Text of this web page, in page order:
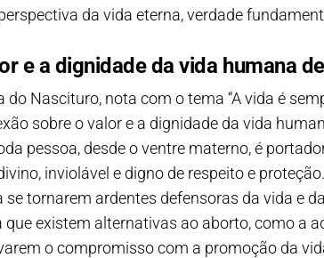
da vida eterna, verdade
e a dignidade da vida humana
Nascituro, nota com o tema “A vida é
sobre o valor e a dignidade da vida
pessoa, desde o ventre materno, é
inviolável e digno de respeito e
tornarem ardentes defensoras da vida e
existem alternativas ao aborto, como a
o compromisso com a promoção da